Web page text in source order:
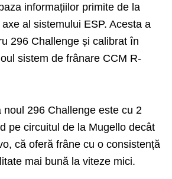
informațiilor primite de la
al sistemului ESP. Acesta a
296 Challenge și calibrat în
sistem de frânare CCM R-
noul 296 Challenge este cu 2
pe circuitul de la Mugello decât
că oferă frâne cu o consistență
mai bună la viteze mici.